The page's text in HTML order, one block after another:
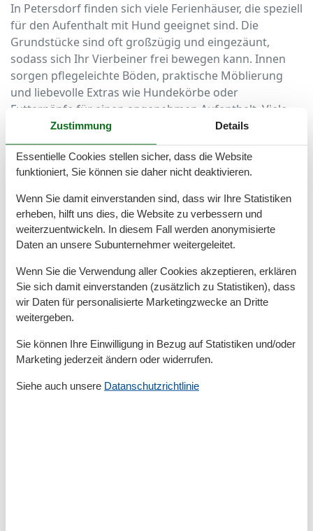
In Petersdorf finden sich viele Ferienhäuser, die speziell
für den Aufenthalt mit Hund geeignet sind. Die
Grundstücke sind oft großzügig und eingezäunt,
sodass sich Ihr Vierbeiner frei bewegen kann. Innen
sorgen pflegeleichte Böden, praktische Möblierung
und liebevolle Extras wie Hundekörbe oder
Futternäpfe für einen angenehmen Aufenthalt. Viele
Gastgeber heißen Hunde nicht nur stillschweigend
willkommen, sondern freuen sich über vierbeinige
Gäste und stellen diese Freundlichkeit auch im Service
unter Beweis.
Spaziergänge und Natur direkt ab
Haustür
ein längerer Ausflug über die angrenzenden Felder –
Petersdorf bietet unzählige Wege, die zum Erkunden
einladen. Die flache Landschaft Fehmarns eignet sich
hervorragend für entspannte Spaziergänge, bei denen
sich auch ältere Hunde wohlfühlen. Besonders schön
sind die kleinen Naturpfade Richtung Lemkendorf
ruhige Ecken für eine Pause finden lassen.
Zustimmung Details
Essentielle Cookies stellen sicher, dass die Website
funktioniert, Sie können sie daher nicht deaktivieren.
Wenn Sie damit einverstanden sind, dass wir Ihre Statistiken
erheben, hilft uns dies, die Website zu verbessern und
weiterzuentwickeln. In diesem Fall werden anonymisierte
Daten an unsere Subunternehmer weitergeleitet.
Wenn Sie die Verwendung aller Cookies akzeptieren, erklären
Sie sich damit einverstanden (zusätzlich zu Statistiken), dass
wir Daten für personalisierte Marketingzwecke an Dritte
weitergeben.
Sie können Ihre Einwilligung in Bezug auf Statistiken und/oder
Marketing jederzeit ändern oder widerrufen.
Siehe auch unsere Datanschutzrichtlinie